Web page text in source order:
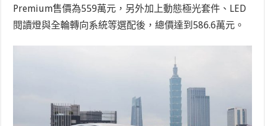
Premium售價為559萬元，另外加上動態極光套件、LED
閱讀燈與全輪轉向系統等選配後，總價達到586.6萬元。